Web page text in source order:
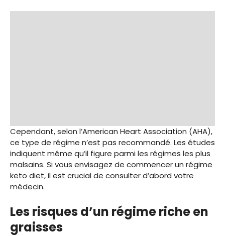
Cependant, selon l’American Heart Association (AHA),
ce type de régime n’est pas recommandé. Les études
indiquent même qu’il figure parmi les régimes les plus
malsains. Si vous envisagez de commencer un régime
keto diet, il est crucial de consulter d’abord votre
médecin.
Les risques d’un régime riche en
graisses